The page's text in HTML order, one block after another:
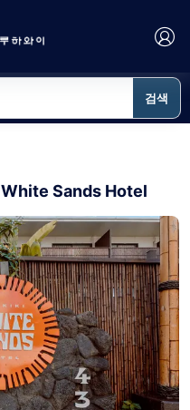
검색
White Sands Hotel